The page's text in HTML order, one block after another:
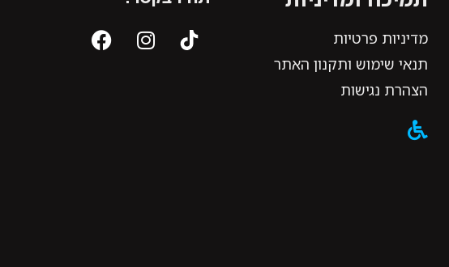
מדיניות פרטיות
תנאי שימוש ותקנון האתר
הצהרת נגישות